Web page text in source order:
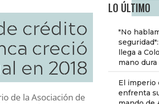
LO ÚLTIMO
"No
llega a
mano dura
El imperio
enfrenta
crédito
creció
en 2018
de la Asociación de